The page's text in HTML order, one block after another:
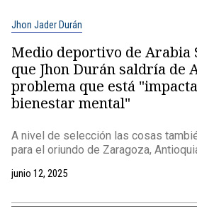
Jhon Jader Durán
Medio deportivo de Arabia
que Jhon Durán saldría de
problema que está
bienestar mental"
A nivel de selección las cosas
para el oriundo de Zaragoza,
junio 12, 2025